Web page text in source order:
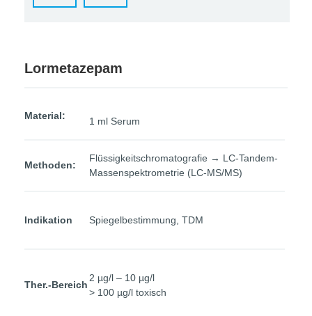
Lormetazepam
Material: 1 ml Serum
Methoden:
Flüssigkeitschromatografie → LC-Tandem-
Massenspektrometrie (LC-MS/MS)
Indikation Spiegelbestimmung, TDM
Ther.-Bereich
2 µg/l – 10 µg/l
> 100 µg/l toxisch